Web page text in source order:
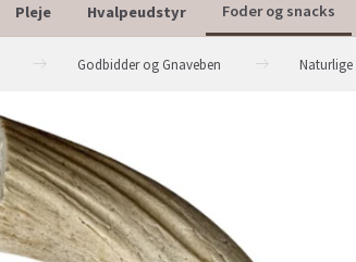
Pleje Hvalpeudstyr Foder og snacks
Godbidder og Gnaveben